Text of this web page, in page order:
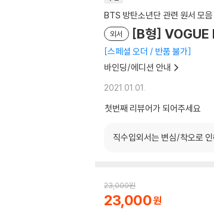
BTS 방탄소년단 관련 원서 모음
외서 [B형] VOGUE
스페셜 오더 / 반품 불가
바인딩/에디션 안내
2021.01.01.
첫번째 리뷰어가 되어주세요
직수입외서는 변심/착오로
23,000원
23,000